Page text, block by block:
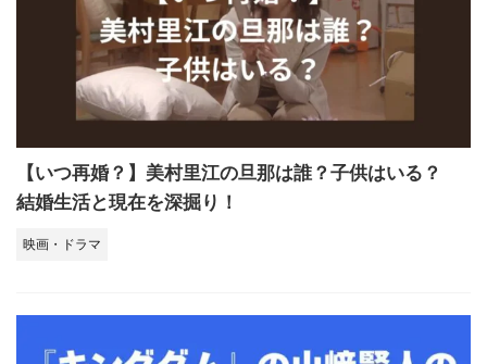
【いつ再婚？】美村里江の旦那は誰？子供はいる？
結婚生活と現在を深掘り！
映画・ドラマ